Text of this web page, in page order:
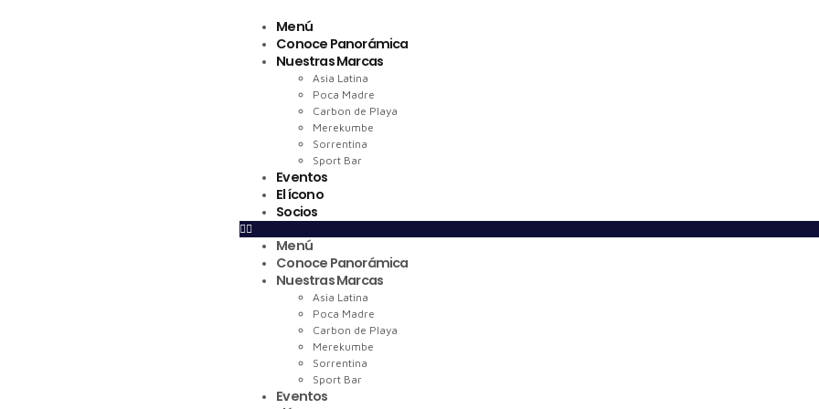
Menú
Conoce Panorámica
Nuestras Marcas
Asia Latina
Poca Madre
Carbon de Playa
Merekumbe
Sorrentina
Sport Bar
Eventos
El ícono
Socios
Menú
Conoce Panorámica
Nuestras Marcas
Asia Latina
Poca Madre
Carbon de Playa
Merekumbe
Sorrentina
Sport Bar
Eventos